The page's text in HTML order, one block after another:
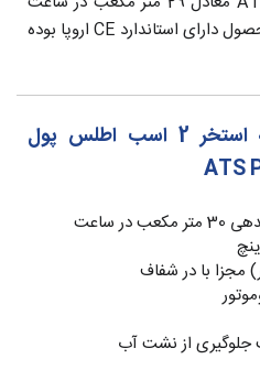
در ارتفاع 4 متر می‌باشد. این محصول دارای استاندارد CE اروپا بوده
2 اسب
اطلس پول
مجزا با در شفاف
از نشت آب